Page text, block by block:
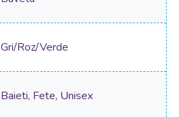
Gri/Roz/Verde
Baieti, Fete, Unisex